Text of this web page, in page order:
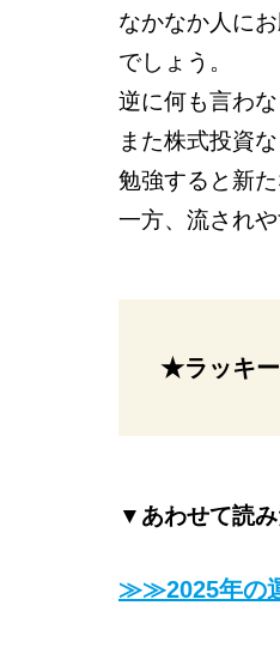
なかなか人に
でしょう。
逆に何も言わ
また株式投資
勉強すると新
一方、流され
★ラッキ
▼あわせて読
≫≫2025年の